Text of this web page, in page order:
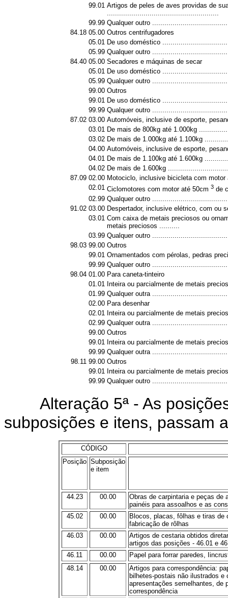
99.01 Artigos de peles de aves providas de
99.99 Qualquer outro
84.18 05.00 Outros centrifugadores
05.01 De uso doméstico
05.99 Qualquer outro
84.40 05.00 Secadores e máquinas de secar
05.01 De uso doméstico
05.99 Qualquer outro
99.00 Outros
99.01 De uso doméstico
99.99 Qualquer outro
87.02 03.00 Automóveis, inclusive de esporte,
03.01 De mais de 800kg até 1.000kg
03.02 De mais de 1.000kg até 1.100kg
04.00 Automóveis, inclusive de esporte,
04.01 De mais de 1.100kg até 1.600kg
04.02 De mais de 1.600kg
87.09 02.00 Motociclo, inclusive bicicleta com motor
02.01 Ciclomotores com motor até 50cm 3 de
02.99 Qualquer outro
91.02 03.00 Despertador, inclusive elétrico, com ou
03.01 Com caixa de metais preciosos ou
metais preciosos ..........
03.99 Qualquer outro
98.03 99.00 Outros
99.01 Ornamentados com pérolas, pedras
99.99 Qualquer outro
98.04 01.00 Para caneta-tinteiro
01.01
Inteira ou parcialmente de metais
01.99 Qualquer outra
02.00 Para desenhar
02.01
Inteira ou parcialmente de metais
02.99 Qualquer outra
99.00 Outros
99.01
Inteira ou parcialmente de metais
99.99 Qualquer outra
98.11 99.00 Outros
99.01
Inteira ou parcialmente de metais
99.99 Qualquer outro
Alteração 5ª - As posições
subposições e itens, passam
CÓDIGO
Posição Subposição
e item
44.23 00.00
Obras de carpintaria e peças de
painéis para assoalhos e as
45.02
00.00
Blocos, placas, fôlhas e tiras de
fabricação de rôlhas
46.03
00.00
Artigos de cestaria obtidos
artigos das posições - 46.01 e
46.11
00.00
Papel para forrar paredes,
48.14
00.00
Artigos para correspondência:
bilhetes-postais não ilustrados
apresentações semelhantes, de
correspondência